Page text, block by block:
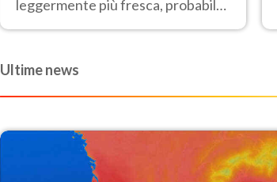
leggermente più fresca, probabile
Ultime news